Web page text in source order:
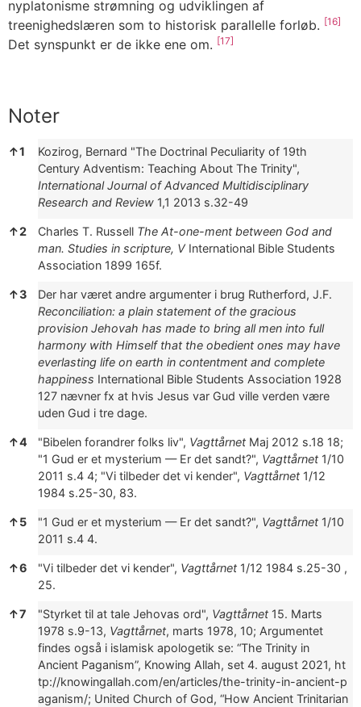
nyplatonisme strømning og udviklingen af
treenighedslæren som to historisk parallelle forløb. [16]
Det synspunkt er de ikke ene om. [17]
Noter
Noter
↑1
Kozirog, Bernard "The Doctrinal Peculiarity of 19th
Century Adventism: Teaching About The Trinity",
International Journal of Advanced Multidisciplinary
Research and Review 1,1 2013 s.32-49
↑2 Charles T. Russell The At-one-ment between God and
man. Studies in scripture, VInternational Bible Students
Association 1899 165f.
↑3 Der har været andre argumenter i brug Rutherford, J.F.
Reconciliation: a plain statement of the gracious
provision Jehovah has made to bring all men into full
harmony with Himself that the obedient ones may have
everlasting life on earth in contentment and complete
happiness International Bible Students Association 1928
127 nævner fx at hvis Jesus var Gud ville verden være
uden Gud i tre dage.
↑4 "Bibelen forandrer folks liv", Vagttårnet Maj 2012 s.18 18;
"1 Gud er et mysterium — Er det sandt?", Vagttårnet 1/10
2011 s.4 4; "Vi tilbeder det vi kender", Vagttårnet 1/12
1984 s.25-30, 83.
↑5 "1 Gud er et mysterium — Er det sandt?", Vagttårnet 1/10
2011 s.4 4.
↑6 "Vi tilbeder det vi kender", Vagttårnet 1/12 1984 s.25-30 ,
25.
↑7 "Styrket til at tale Jehovas ord", Vagttårnet 15. Marts
1978 s.9-13, Vagttårnet, marts 1978, 10; Argumentet
findes også i islamisk apologetik se: “The Trinity in
Ancient Paganism”, Knowing Allah, set 4. august 2021, ht
tp://knowingallah.com/en/articles/the-trinity-in-ancient-p
aganism/; United Church of God, “How Ancient Trinitarian